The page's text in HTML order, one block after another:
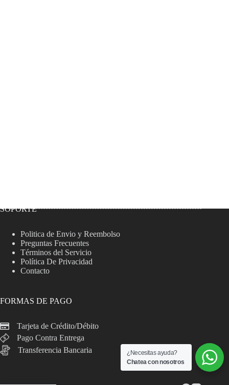
SOPORTE
Politica de Envio y Reembolso
Preguntas Frecuentes
Términos del Servicio
Política De Privacidad
Contacto
FORMAS DE PAGO
Tarjeta de Crédito/Débito
Pago Contra Entrega
Transferencia Bancaria
¿Necesitas ayuda?
Chatea con nosotros